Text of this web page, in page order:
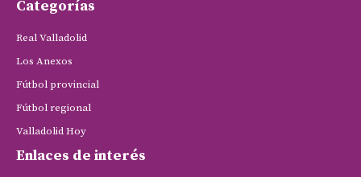
Categorías
Real Valladolid
Los Anexos
Fútbol provincial
Fútbol regional
Valladolid Hoy
Enlaces de interés